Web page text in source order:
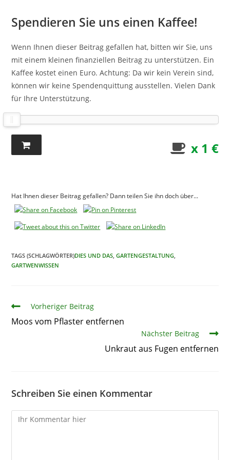
Spendieren Sie uns einen Kaffee!
Wenn Ihnen dieser Beitrag gefallen hat, bitten wir Sie, uns
mit einem kleinen finanziellen Beitrag zu unterstützen. Ein
Kaffee kostet einen Euro. Achtung: Da wir kein Verein sind,
können wir keine Spendenquittung ausstellen. Vielen Dank
für Ihre Unterstützung.
x 1 €
Hat Ihnen dieser Beitrag gefallen? Dann teilen Sie ihn doch über...
TAGS (SCHLAGWÖRTER)DIES UND DAS GARTENGESTALTUNG
GARTWENWISSEN
ArtikelVorheriger Beitrag
Moos vom Pflaster entfernen
Nächster Beitrag
Unkraut aus Fugen entfernen
Schreiben Sie einen Kommentar
Kommentare